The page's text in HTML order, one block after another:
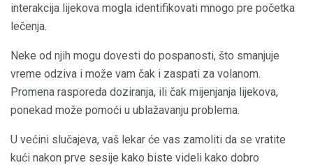
interakcija lijekova mogla identifikovati mnogo pre početka
lečenja.
Neke od njih mogu dovesti do pospanosti, što smanjuje
vreme odziva i može vam čak i zaspati za volanom.
Promena rasporeda doziranja, ili čak mijenjanja lijekova,
ponekad može pomoći u ublažavanju problema.
U većini slučajeva, vaš lekar će vas zamoliti da se vratite
kući nakon prve sesije kako biste videli kako dobro